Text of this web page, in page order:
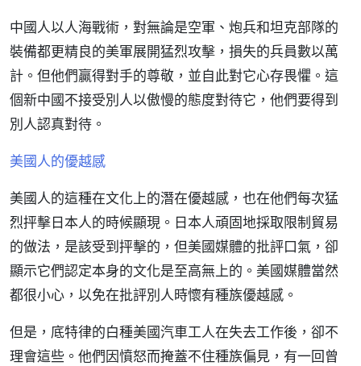
中國人以人海戰術，對無論是空軍、炮兵和坦克部隊的
裝備都更精良的美軍展開猛烈攻擊，損失的兵員數以萬
計。但他們贏得對手的尊敬，並自此對它心存畏懼。這
個新中國不接受別人以傲慢的態度對待它，他們要得到
別人認真對待。
美國人的優越感
美國人的這種在文化上的潛在優越感，也在他們每次猛
烈抨擊日本人的時候顯現。日本人頑固地採取限制貿易
的做法，是該受到抨擊的，但美國媒體的批評口氣，卻
顯示它們認定本身的文化是至高無上的。美國媒體當然
都很小心，以免在批評別人時懷有種族優越感。
但是，底特律的白種美國汽車工人在失去工作後，卻不
理會這些。他們因憤怒而掩蓋不住種族偏見，有一回曾